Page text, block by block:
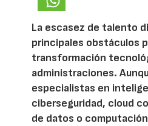
La escasez de talento
principales obstáculos
transformación
administraciones.
especialistas en
ciberseguridad, cloud
de datos o